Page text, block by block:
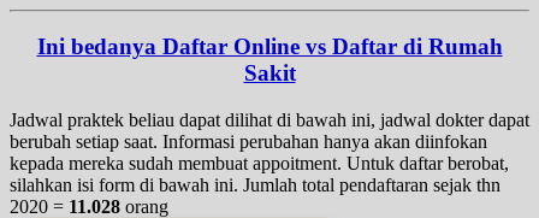
Ini bedanya Daftar Online vs Daftar di Rumah
Sakit
Jadwal praktek beliau dapat dilihat di bawah ini, jadwal dokter dapat
berubah setiap saat. Informasi perubahan hanya akan diinfokan
kepada mereka sudah membuat appoitment. Untuk daftar berobat,
silahkan isi form di bawah ini. Jumlah total pendaftaran sejak thn
2020 = 11.028 orang